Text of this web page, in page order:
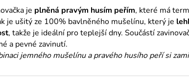
je plněná pravým husím peřím, které má
je ušitý ze 100% bavlněného mušelínu, který je
, takže je ideální pro teplejší dny. Součástí
a pevné zavinutí.
jemného mušelínu a pravého husího peří si